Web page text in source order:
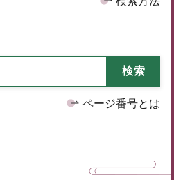
ページ番号とは